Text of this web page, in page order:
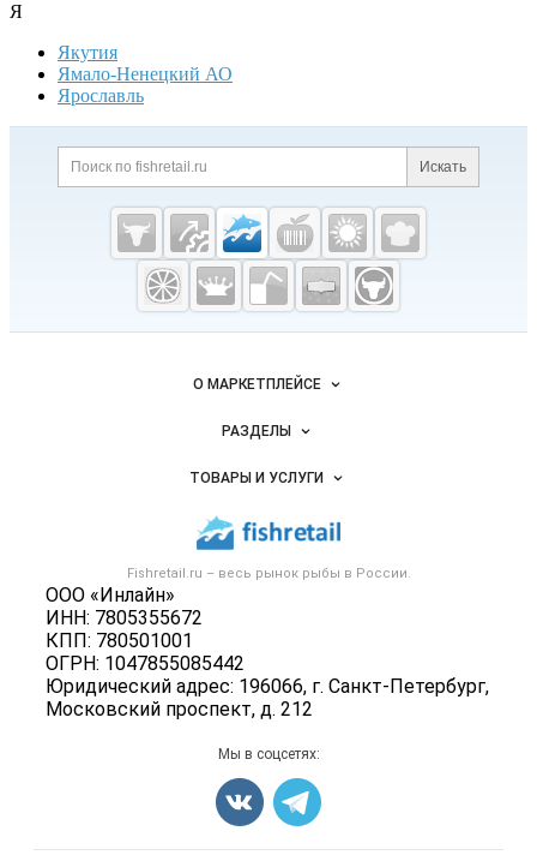
Я
Якутия
Ямало-Ненецкий АО
Ярославль
Дополнительная информация
Поиск по сайту и
Искать
Cсылки на полезные проекты
Fishretail.ru —
рыба,
морепродукты
Важные разделы и контакты
Fishretail.ru – весь рынок рыбы в России.
ООО «Инлайн»
ИНН: 7805355672
КПП: 780501001
ОГРН: 1047855085442
Юридический адрес: 196066, г. Санкт-Петербург,
Московский проспект, д. 212
Навигация по сайтуО МАРКЕТПЛЕЙСЕ
Новости Fishretail.ru
Размещение рекламы
Публичная оферта
Контактная информация
Политика обработки персональных данных
РАЗДЕЛЫ
Объявления
Новости рынка
Вакансии
Блог
ТОВАРЫ И УСЛУГИ
Икра
Рыбопосадочный материал
Полуфабрикаты
Консервы
Карта объявлений
Мы в соцсетях: